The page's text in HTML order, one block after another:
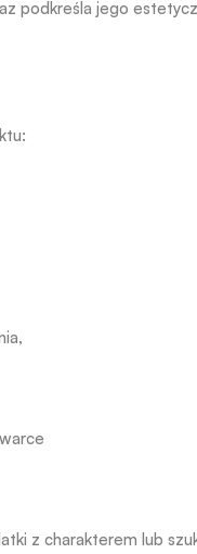
podkreśla jego
z charakterem lub